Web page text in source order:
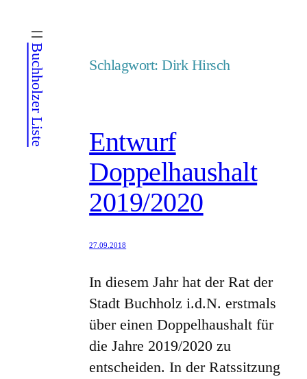
Inhalt
springen
Buchholzer Liste Schlagwort:Dirk Hirsch
Entwurf
Doppelhaushalt
2019/2020
27.09.2018
In diesem Jahr hat der Rat der
Stadt Buchholz i.d.N. erstmals
über einen Doppelhaushalt für
die Jahre 2019/2020 zu
entscheiden. In der Ratssitzung